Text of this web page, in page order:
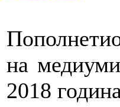
на
2018